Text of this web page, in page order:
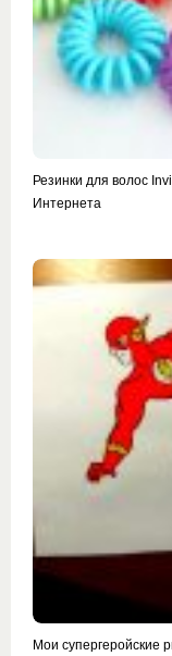
Резинки для волос
Интернета
Мои супергеройские